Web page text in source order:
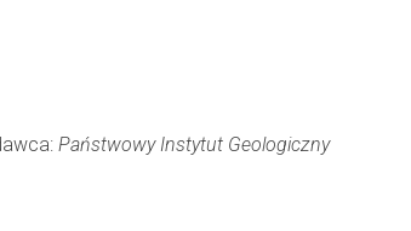
Państwowy Instytut Geologiczny